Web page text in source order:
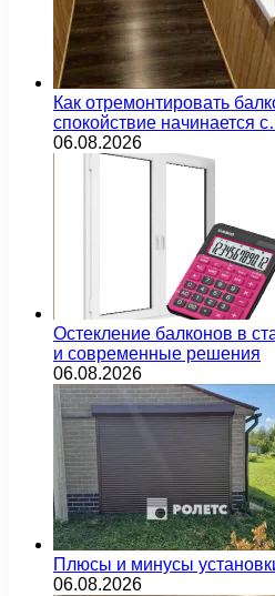
Как отремонтировать
спокойствие начинается
06.08.2026
Остекление балконов в
и современные решения
06.08.2026
Плюсы и минусы
06.08.2026